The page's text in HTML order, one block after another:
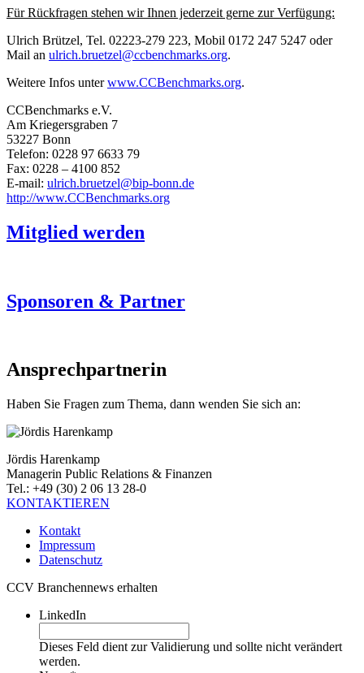
Für Rückfragen stehen wir Ihnen jederzeit gerne zur Verfügung:
Ulrich Brützel, Tel. 02223-279 223, Mobil 0172 247 5247 oder
Mail an ulrich.bruetzel@ccbenchmarks.org.
Weitere Infos unterwww.CCBenchmarks.org.
CCBenchmarks e.V.
Am Kriegersgraben 7
53227 Bonn
Telefon: 0228 97 6633 79
Fax: 0228 – 4100 852
E-mail: ulrich.bruetzel@bip-bonn.de
http://www.CCBenchmarks.org
Mitglied werden
Sponsoren & Partner
Ansprechpartnerin
Haben Sie Fragen zum Thema, dann wenden Sie sich an:
Jördis Harenkamp
Managerin Public Relations & Finanzen
Tel.: +49 (30) 2 06 13 28-0
KONTAKTIEREN
Kontakt
Impressum
Datenschutz
CCV Branchennews erhalten
LinkedIn
Dieses Feld dient zur Validierung und sollte nicht verändert
werden.